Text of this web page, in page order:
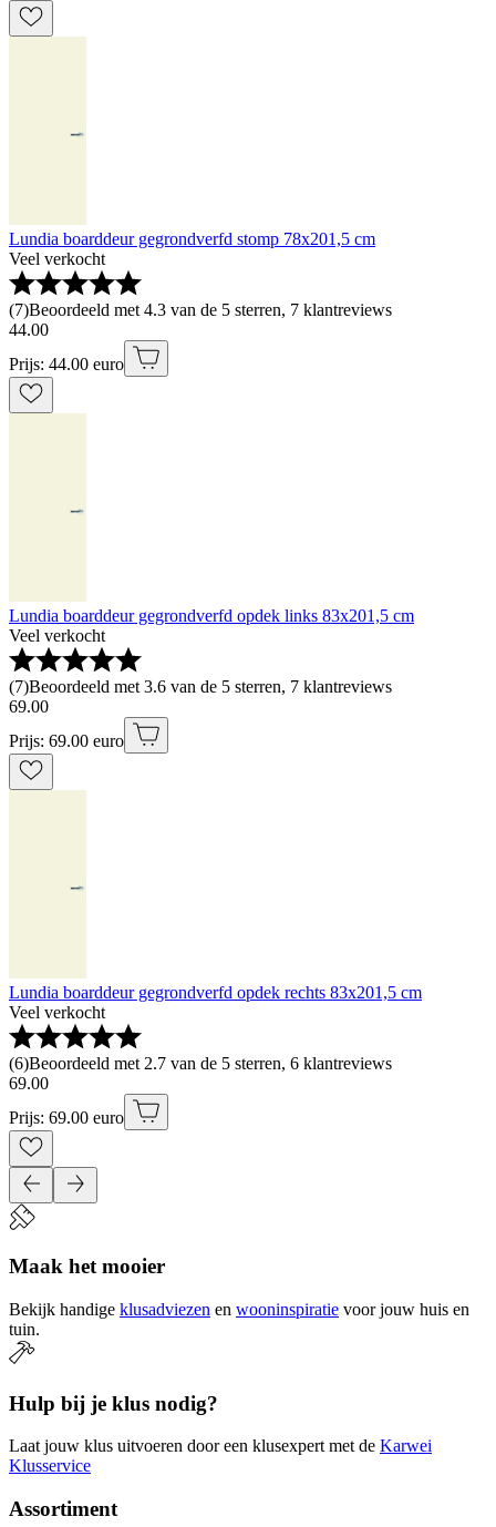
Lundia boarddeur gegrondverfd stomp 78x201,5 cm
Veel verkocht
(7)Beoordeeld met 4.3 van de 5 sterren, 7 klantreviews
44.00
Prijs: 44.00 euro
Lundia boarddeur gegrondverfd opdek links 83x201,5 cm
Veel verkocht
(7)Beoordeeld met 3.6 van de 5 sterren, 7 klantreviews
69.00
Prijs: 69.00 euro
Lundia boarddeur gegrondverfd opdek rechts 83x201,5 cm
Veel verkocht
(6)Beoordeeld met 2.7 van de 5 sterren, 6 klantreviews
69.00
Prijs: 69.00 euro
Maak het mooier
Bekijk handige klusadviezen en wooninspiratie voor jouw huis en
tuin.
Hulp bij je klus nodig?
Laat jouw klus uitvoeren door een klusexpert met de Karwei
Klusservice
Assortiment